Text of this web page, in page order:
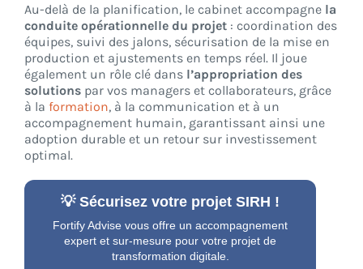
Au-delà de la planification, le cabinet accompagne la
conduite opérationnelle du projet : coordination des
équipes, suivi des jalons, sécurisation de la mise en
production et ajustements en temps réel. Il joue
également un rôle clé dans l’appropriation des
solutions par vos managers et collaborateurs, grâce
à la formation, à la communication et à un
accompagnement humain, garantissant ainsi une
adoption durable et un retour sur investissement
optimal.
💡 Sécurisez votre projet SIRH !
Fortify Advise vous offre un accompagnement
expert et sur-mesure pour votre projet de
transformation digitale.